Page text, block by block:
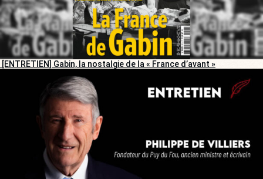
[ENTRETIEN] Gabin, la nostalgie de la « France d’avant »